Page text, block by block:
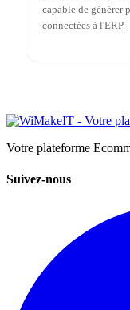
capable de générer
connectées à l'ERP.
Votre plateforme
Suivez-nous